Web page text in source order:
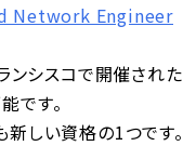
Network Engineer
ンシスコで開催され
です。
しい資格の1つです。